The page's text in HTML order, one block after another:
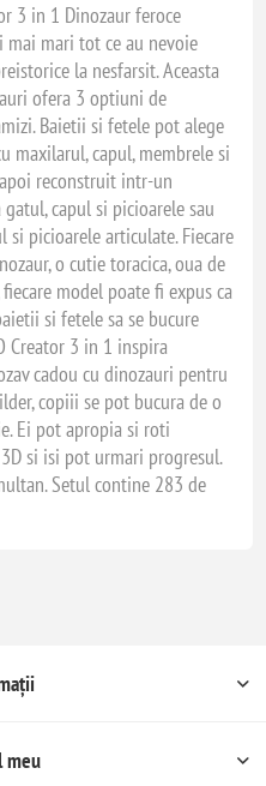
3 in 1 Dinozaur feroce
mari tot ce au nevoie
la nesfarsit. Aceasta
ofera 3 optiuni de
Baietii si fetele pot alege
maxilarul, capul, membrele si
reconstruit intr-un
capul si picioarele sau
picioarele articulate. Fiecare
o cutie toracica, oua de
model poate fi expus ca
si fetele sa se bucure
Creator 3 in 1 inspira
cadou cu dinozauri pentru
copiii se pot bucura de o
Ei pot apropia si roti
si isi pot urmari progresul.
Setul contine 283 de
meu